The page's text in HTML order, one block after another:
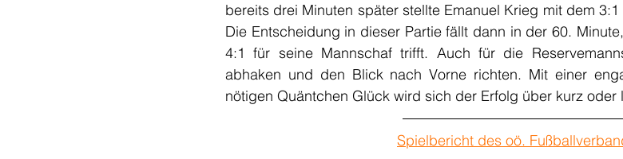
bereits drei Minuten später stellte Emanuel Krieg mit dem
Die Entscheidung in dieser Partie fällt dann in der 60.
4:1 für seine Mannschaf trifft. Auch für die
abhaken und den Blick nach Vorne richten. Mit einer
nötigen Quäntchen Glück wird sich der Erfolg über kurz oder
Spielbericht des oö.